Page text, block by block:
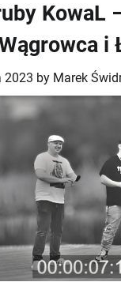
KowaL
i
2023 by Marek